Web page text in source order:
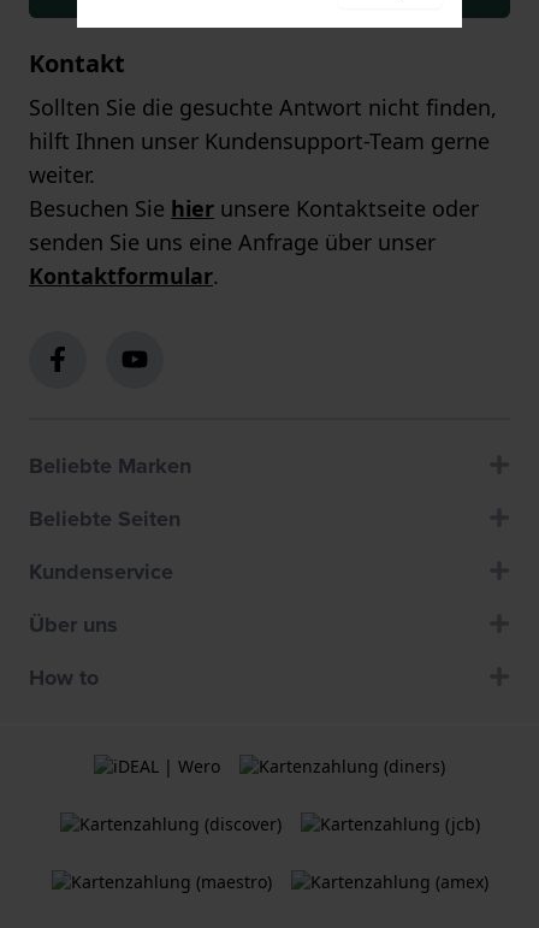
Kontakt
Sollten Sie die gesuchte Antwort nicht finden,
hilft Ihnen unser Kundensupport-Team gerne
weiter.
Besuchen Sie hier unsere Kontaktseite oder
senden Sie uns eine Anfrage über unser
Kontaktformular.
Beliebte Marken
Beliebte Seiten
Kundenservice
Über uns
How to